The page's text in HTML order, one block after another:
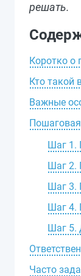
решать.
Коротко о
Кто такой
Важные
Шаг 1.
Шаг 2.
Шаг 3.
Шаг 4.
Шаг 5.
Часто